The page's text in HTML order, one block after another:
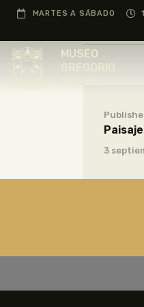
MARTES A SÁBADO
MUSEO
3